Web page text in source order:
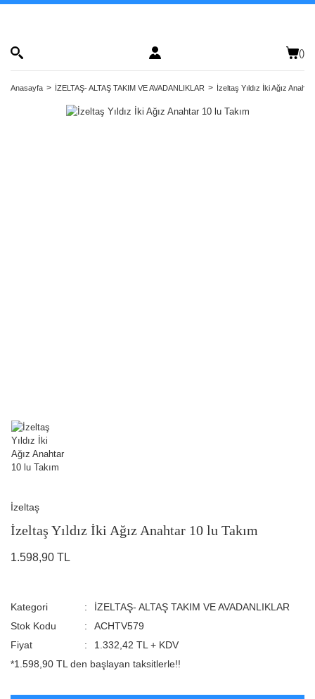
()
Anasayfa İZELTAŞ- ALTAŞ TAKIM VE AVADANLIKLAR İzeltaş Yıldız İki Ağız
İzeltaş
İzeltaş Yıldız İki Ağız Anahtar 10 lu Takım
1.598,90 TL
Kategori
İZELTAŞ- ALTAŞ TAKIM VE AVADANLIKLAR
Stok Kodu
ACHTV579
Fiyat
1.332,42 TL + KDV
*1.598,90 TL den başlayan taksitlerle!!